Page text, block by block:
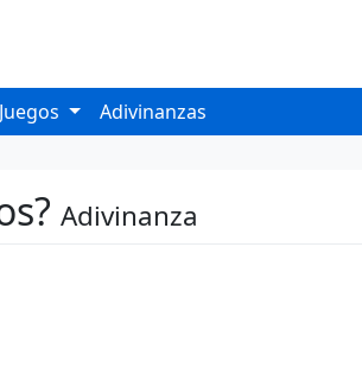
Juegos Adivinanzas
Adivinanza